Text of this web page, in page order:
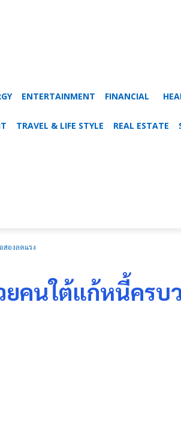
ENTERTAINMENT FINANCIAL
TRAVEL & LIFE STYLE REAL ESTATE
สองลดแรง
ยคนใต้แก้หนี้คร